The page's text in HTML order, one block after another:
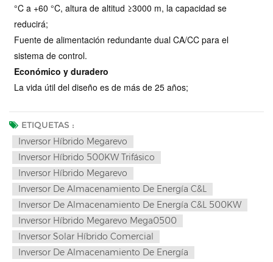
°C a +60 °C, altura de altitud ≥3000 m, la capacidad se
reducirá;
Fuente de alimentación redundante dual CA/CC para el
sistema de control.
Económico y duradero
La vida útil del diseño es de más de 25 años;
ETIQUETAS :
Inversor Híbrido Megarevo
Inversor Híbrido 500KW Trifásico
Inversor Híbrido Megarevo
Inversor De Almacenamiento De Energía C&l
Inversor De Almacenamiento De Energía C&l 500KW
Inversor Híbrido Megarevo Mega0500
Inversor Solar Híbrido Comercial
Inversor De Almacenamiento De Energía